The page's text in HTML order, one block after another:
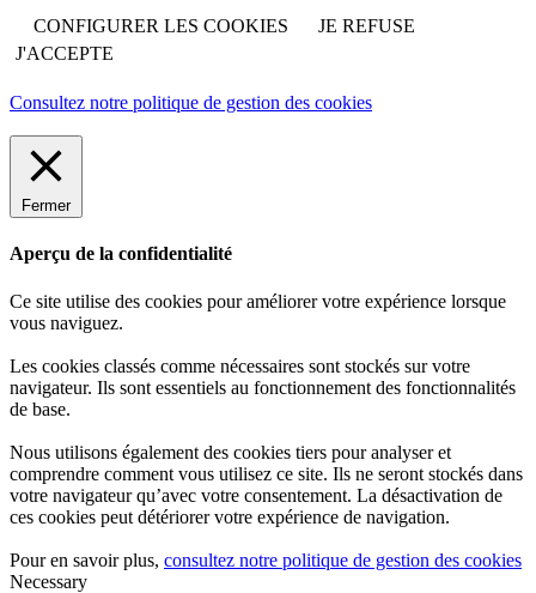
CONFIGURER LES COOKIES
JE REFUSE
J'ACCEPTE
Consultez notre politique de gestion des cookies
Fermer
Aperçu de la confidentialité
Ce site utilise des cookies pour améliorer votre expérience lorsque
vous naviguez.
Les cookies classés comme nécessaires sont stockés sur votre
navigateur. Ils sont essentiels au fonctionnement des fonctionnalités
de base.
Nous utilisons également des cookies tiers pour analyser et
comprendre comment vous utilisez ce site. Ils ne seront stockés dans
votre navigateur qu’avec votre consentement. La désactivation de
ces cookies peut détériorer votre expérience de navigation.
Pour en savoir plus, consultez notre politique de gestion des cookies
Necessary